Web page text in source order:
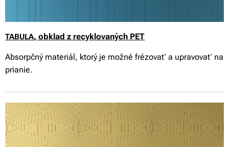
TABULA, obklad z recyklovaných PET
Absorpčný materiál, ktorý je možné frézovať a upravovať na
prianie.